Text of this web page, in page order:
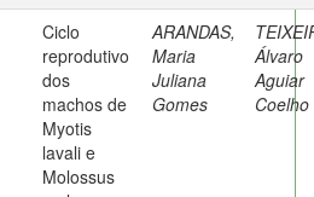
Ciclo
reprodutivo
dos
machos de
Myotis
lavali e
Molossus
ARANDAS,
Maria
Juliana
Gomes
Álvaro
Aguiar
Coelho